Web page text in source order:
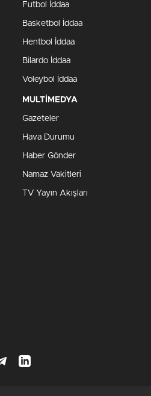
Futbol İddaa
Basketbol İddaa
Hentbol İddaa
Bilardo İddaa
Voleybol İddaa
MULTİMEDYA
Gazeteler
Hava Durumu
Haber Gönder
Namaz Vakitleri
TV Yayın Akışları